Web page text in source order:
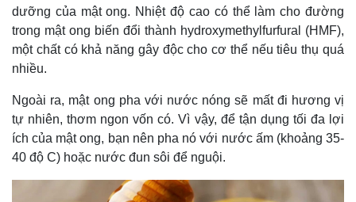
dưỡng của mật ong. Nhiệt độ cao có thể làm cho đường
trong mật ong biến đổi thành hydroxymethylfurfural (HMF),
một chất có khả năng gây độc cho cơ thể nếu tiêu thụ quá
nhiều.
Ngoài ra, mật ong pha với nước nóng sẽ mất đi hương vị
tự nhiên, thơm ngon vốn có. Vì vậy, để tận dụng tối đa lợi
ích của mật ong, bạn nên pha nó với nước ấm (khoảng 35-
40 độ C) hoặc nước đun sôi để nguội.